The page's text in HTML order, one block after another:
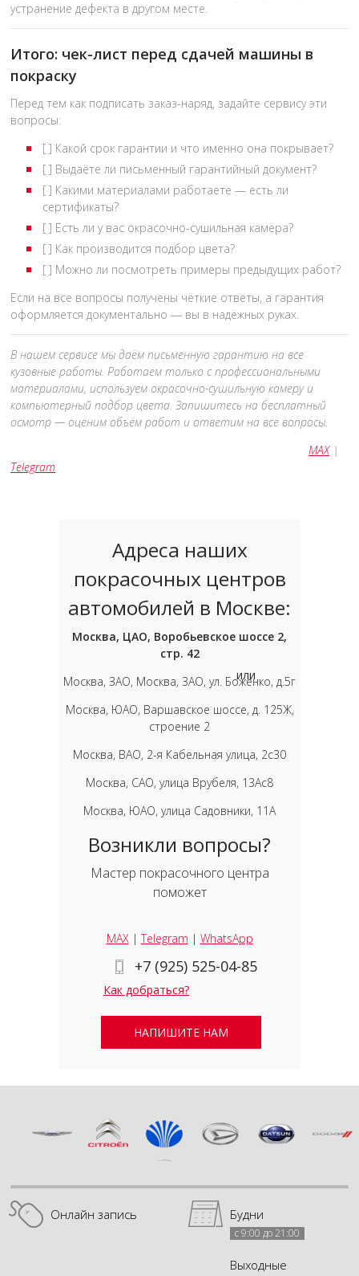
устранение дефекта в другом месте.
Итого: чек-лист перед сдачей машины в
покраску
Перед тем как подписать заказ-наряд, задайте сервису эти
вопросы:
[ ] Какой срок гарантии и что именно она покрывает?
[ ] Выдаёте ли письменный гарантийный документ?
[ ] Какими материалами работаете — есть ли
сертификаты?
[ ] Есть ли у вас окрасочно-сушильная камера?
[ ] Как производится подбор цвета?
[ ] Можно ли посмотреть примеры предыдущих работ?
Если на все вопросы получены чёткие ответы, а гарантия
оформляется документально — вы в надёжных руках.
В нашем сервисе мы даём письменную гарантию на все
кузовные работы. Работаем только с профессиональными
материалами, используем окрасочно-сушильную камеру и
компьютерный подбор цвета. Запишитесь на бесплатный
осмотр — оценим объём работ и ответим на все вопросы.
MAX|
Telegram
Адреса наших
покрасочных центров
автомобилей в Москве:
Москва, ЦАО, Воробьевское шоссе 2,
стр. 42
Москва, ЗАО, Москва, ЗАО, ул. Боженко, д.5г
Москва, ЮАО, Варшавское шоссе, д. 125Ж,
строение 2
Москва, ВАО, 2-я Кабельная улица, 2с30
Москва, САО, улица Врубеля, 13Ас8
Москва, ЮАО, улица Садовники, 11А
Возникли вопросы?
Мастер покрасочного центра
поможет
MAX|Telegram | WhatsApp
+7 (925) 525-04-85
Как добраться?
или
НАПИШИТЕ НАМ
Онлайн запись Будни
с 9:00 до 21:00
Выходные